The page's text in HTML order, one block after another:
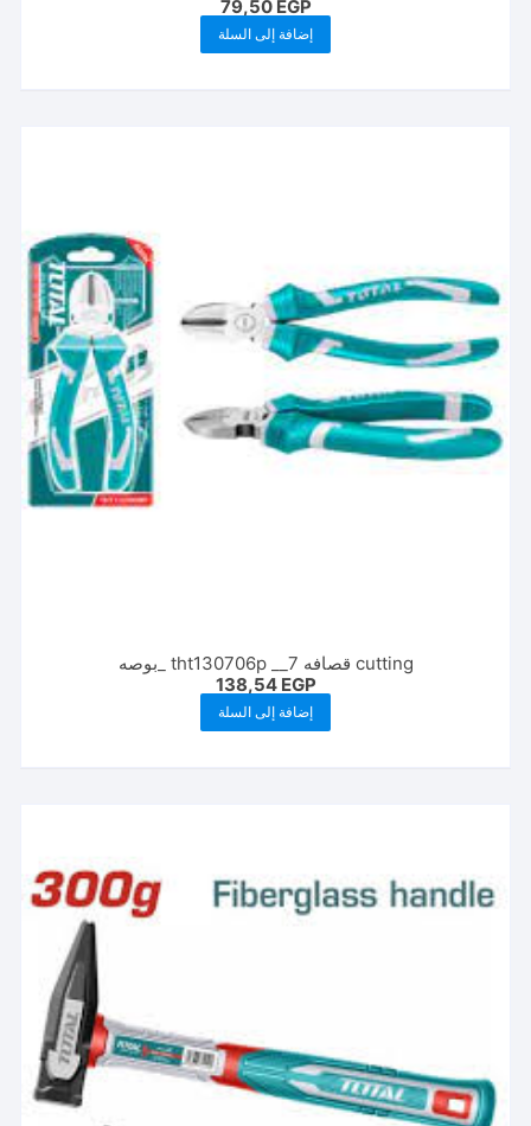
79,50 EGP
إضافة إلى السلة
cutting قصافه tht130706p __7 _بوصه
138,54 EGP
إضافة إلى السلة